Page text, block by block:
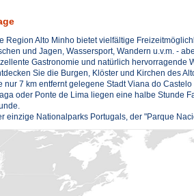
Region Alto Minho bietet vielfältige
und Jagen, Wassersport, Wandern u.v.m. -
Gastronomie und natürlich hervorragende
Sie die Burgen, Klöster und Kirchen des
nur 7 km entfernt gelegene Stadt Viana do
oder Ponte de Lima liegen eine halbe Stunde
einzige Nationalparks Portugals, der "Parque